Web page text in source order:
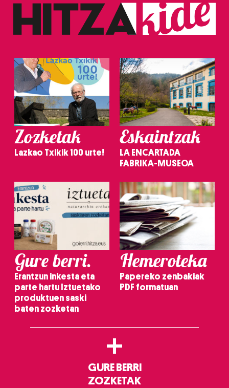
Zozketak
Lazkao Txikik 100 urte!
Eskaintzak
LA ENCARTADA
FABRIKA-MUSEOA
Gure berri.
Erantzun inkesta eta
parte hartu Iztuetako
produktuen saski
baten zozketan
Hemeroteka
Papereko zenbakiak
PDF formatuan
+
GURE BERRI
ZOZKETAK